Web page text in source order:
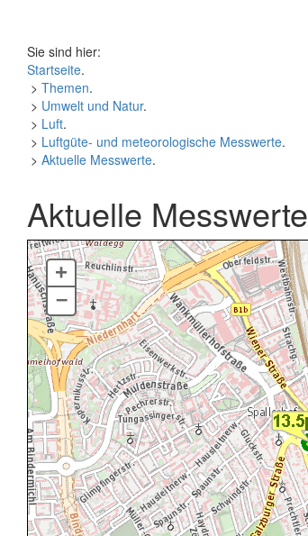
Sie sind hier:
Startseite.
> Themen.
> Umwelt und Natur.
> Luft.
> Luftgüte- und meteorologische Messwerte.
> Aktuelle Messwerte.
Aktuelle Messwerte
+
–